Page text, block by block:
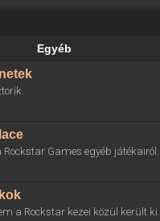
Egyéb
Games egyéb játékairól.
a Rockstar kezei közül került ki.